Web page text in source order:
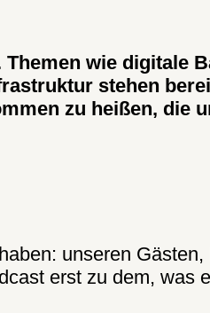
wie digitale
stehen
zu heißen, die
unseren
erst zu dem, was